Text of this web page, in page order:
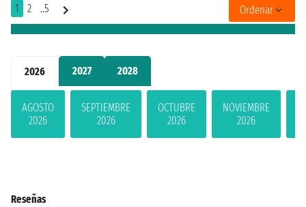
2026 2027 2028
AGOSTO
2026
SEPTIEMBRE
2026
OCTUBRE
2026
NOVIEMBRE
2026
1 2 ..5 Ordenar
Reseñas